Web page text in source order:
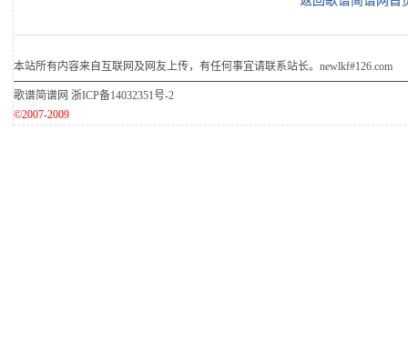
本站所有内容来自互联网及网友上传，有任何事宜请联系站长。newlkf#126.com
歌谱简谱网 浙ICP备14032351号-2
©2007-2009